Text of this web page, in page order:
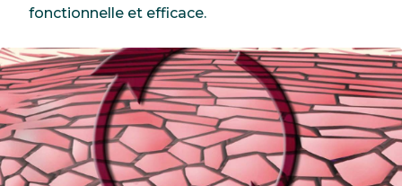
fonctionnelle et efficace.